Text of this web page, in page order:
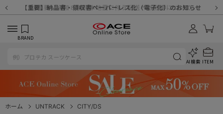
【重要】8/11（火・祝）休業及び配送スケジュールについて
【重要】令和８年熊本地震に伴う配送への影響について
【重要】納品書・領収書ペーパーレス化（電子化）のお知らせ
【重要】天候不良や交通状況・物量増等に伴う配送への影響について
【重要】悪質な詐欺サイトにご注意ください
【重要】各種メールが届かない場合に関しまして
【重要】お問い合わせのご対応に関しまして
【重要】SNSのなりすまし詐欺にご注意ください
BRAND
AI検索 ITEM
ホーム UNTRACK CITY/DS